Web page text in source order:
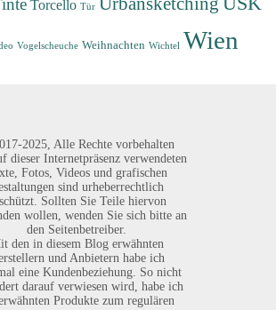
Torcello Tür
Vogelscheuche Weihnachten Wichtel Wien
2025, Alle Rechte vorbehalten
dieser Internetpräsenz verwendeten
Fotos, Videos und grafischen
sind urheberrechtlich
Sollten Sie Teile hiervon
wollen, wenden Sie sich bitte an
den Seitenbetreiber.
den in diesem Blog erwähnten
und Anbietern habe ich
eine Kundenbeziehung. So nicht
darauf verwiesen wird, habe ich
Produkte zum regulären